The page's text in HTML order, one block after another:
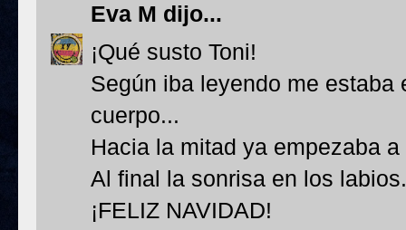
Eva M dijo...
¡Qué susto Toni!
Según iba leyendo me estaba
cuerpo...
Hacia la mitad ya empezaba
Al final la sonrisa en los
¡FELIZ NAVIDAD!